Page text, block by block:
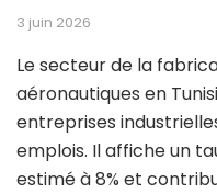
3 juin 2026
Le secteur de la
aéronautiques en
entreprises
emplois. Il affiche un
estimé à 8% et